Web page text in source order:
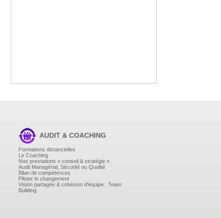
AUDIT & COACHING
Formations distancielles
Le Coaching
Nos prestations « conseil & stratégie »
Audit Managérial, Sécurité ou Qualité
Bilan de compétences
Piloter le changement
Vision partagée & cohésion d'équipe : Team
Building